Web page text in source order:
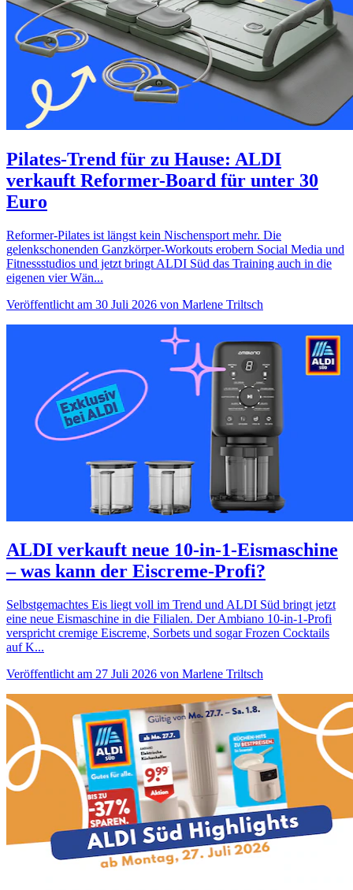
Pilates-Trend für zu Hause: ALDI
verkauft Reformer-Board für unter 30
Euro
Reformer-Pilates ist längst kein Nischensport mehr. Die
gelenkschonenden Ganzkörper-Workouts erobern Social Media und
Fitnessstudios und jetzt bringt ALDI Süd das Training auch in die
eigenen vier Wän...
Veröffentlicht am 30 Juli 2026 von Marlene Triltsch
ALDI verkauft neue 10-in-1-Eismaschine
– was kann der Eiscreme-Profi?
Selbstgemachtes Eis liegt voll im Trend und ALDI Süd bringt jetzt
eine neue Eismaschine in die Filialen. Der Ambiano 10-in-1-Profi
verspricht cremige Eiscreme, Sorbets und sogar Frozen Cocktails
auf K...
Veröffentlicht am 27 Juli 2026 von Marlene Triltsch